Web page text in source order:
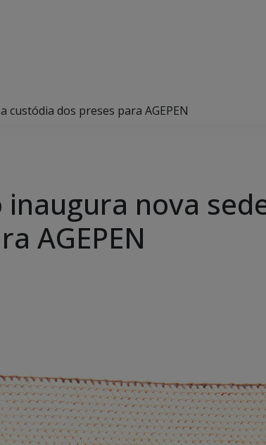
dos preses para AGEPEN
inaugura nova
AGEPEN